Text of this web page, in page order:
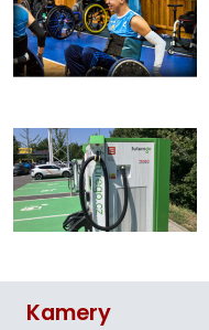
Kamery